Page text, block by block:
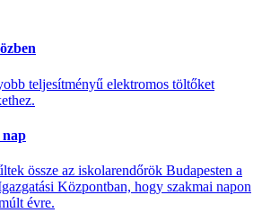
teljesítményű elektromos töltőket
nap
össze az iskolarendőrök Budapesten a
Központban, hogy szakmai napon
évre.